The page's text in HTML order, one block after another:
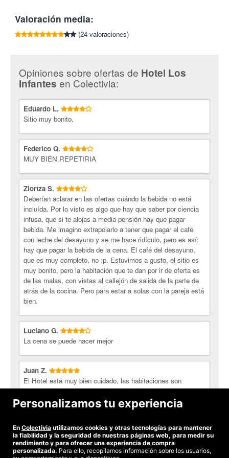
preciosos salones y zonas comunes, cafetería, terraza-jardín
con vistas a la imponente fachada principal y WIFI gratuito en
todos los espacios. Los desayunos buffet son muy completos
¡Colectivia te lleva de escapada a los mejores hoteles!
Cancelaciones o modificaciones con 96h de antelación.
Necesario reserva previa en el 942 818 100.
Valoración media:
(24 valoraciones)
Opiniones sobre ofertas de Hotel Los
Infantes en Colectivia:
Eduardo L.
Sitio muy bonito.
Federico Q.
MUY BIEN.REPETIRIA
Ziortza S.
Deberían aclarar en las ofertas cuándo la bebida no está
incluída. Por lo visto es algo que hay que saber por ciencia
infusa, que si te alojas a media pensión hay que pagar
bebida. Me imagino extrapolarlo a tener que pagar el café
con leche del desayuno y se me hace ridículo, pero es así:
hay que pagar la bebida de la cena. El café del desayuno,
que es muy completo, no ;p. Estuvimos a gusto, el sitio es
muy bonito, pero la habitación que te dan por ir de oferta es
de las malas, con vistas al callejón de salida de la parte de
atrás de la cocina. Pero para estar a solas con la pareja está
bien.
Luciano G.
La cena se puede hacer mejor
Juan Z.
El Hotel está muy bien cuidado, las habitaciones son
sencillas pero acogedoras y la comida es deliciosa. Por
encima de todo destacaría el gran trato que he recibido en el
hotel por parte de todos sus empleados. Sin duda repetiré.
Ver todas las opiniones
Personalizamos tu experiencia
En Colectivia utilizamos cookies y otras tecnologías para mantener
la fiabilidad y la seguridad de nuestras páginas web, para medir su
rendimiento y para ofrecer una experiencia de compra
personalizada. Para ello, recopilamos información sobre los usuarios,